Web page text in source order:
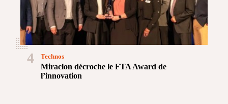
4
Miraclon décroche le FTA Award de
l’innovation
Technos